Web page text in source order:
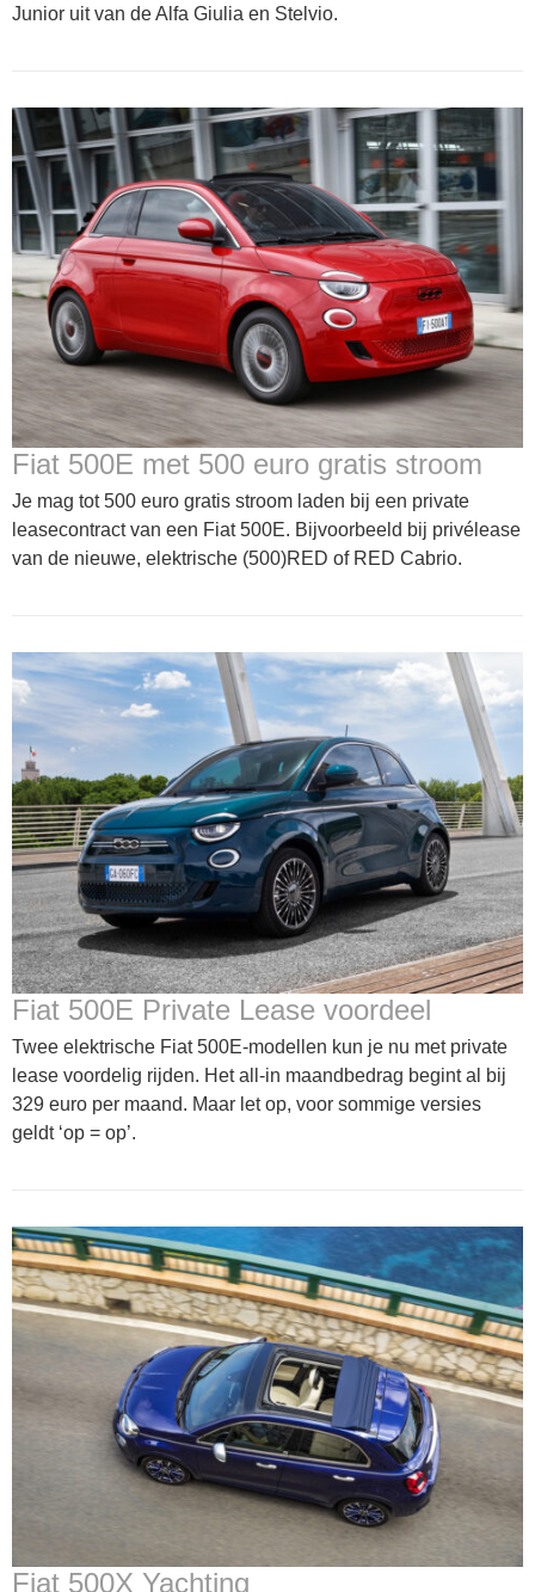
Junior uit van de Alfa Giulia en Stelvio.
Fiat 500E met 500 euro gratis stroom
Je mag tot 500 euro gratis stroom laden bij een private
leasecontract van een Fiat 500E. Bijvoorbeeld bij privélease
van de nieuwe, elektrische (500)RED of RED Cabrio.
Fiat 500E Private Lease voordeel
Twee elektrische Fiat 500E-modellen kun je nu met private
lease voordelig rijden. Het all-in maandbedrag begint al bij
329 euro per maand. Maar let op, voor sommige versies
geldt ‘op = op’.
Fiat 500X Yachting